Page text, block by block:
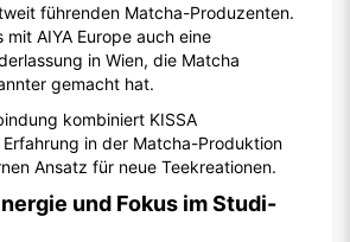
führenden Matcha-Produzenten.
AIYA Europe auch eine
in Wien, die Matcha
gemacht hat.
kombiniert KISSA
in der Matcha-Produktion
Ansatz für neue Teekreationen.
und Fokus im Studi-